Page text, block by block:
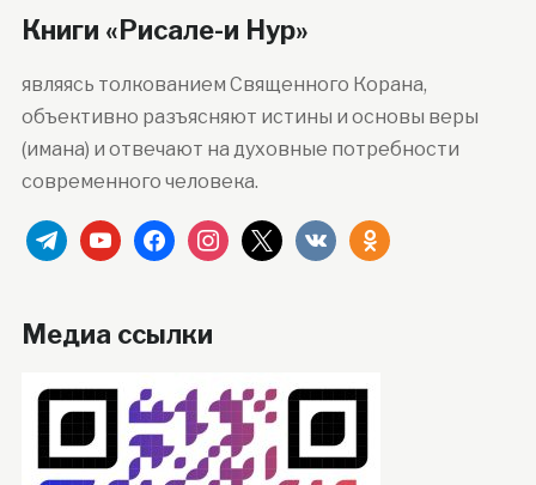
Книги «Рисале-и Нур»
являясь толкованием Священного Корана,
объективно разъясняют истины и основы веры
(имана) и отвечают на духовные потребности
современного человека.
telegramyoutubefacebookinstagram
x vkontakteodnoklassniki
Медиа ссылки